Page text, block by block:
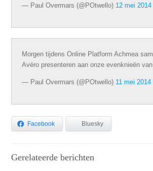
— Paul Overmars (@POtwello) 12 mei 2014
Morgen tijdens Online Platform Achmea
Avéro presenteren aan onze evenknieën
— Paul Overmars (@POtwello) 11 mei 2014
Facebook Bluesky
Gerelateerde berichten